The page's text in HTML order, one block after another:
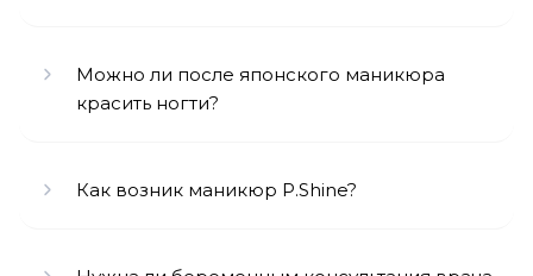
Можно ли после японского маникюра
красить ногти?
Как возник маникюр P.Shine?